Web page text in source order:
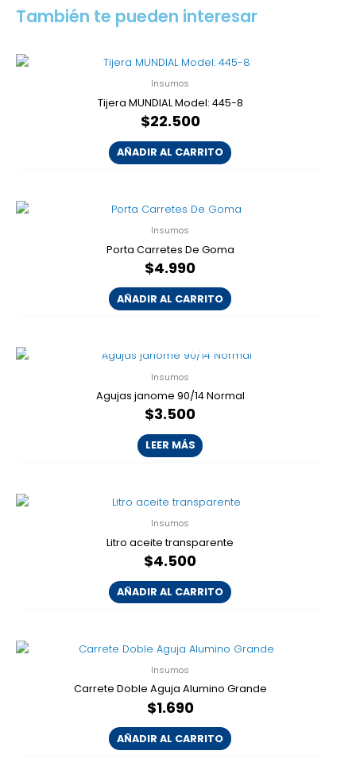
También te pueden interesar
Insumos
Tijera MUNDIAL Model: 445-8
$22.500
AÑADIR AL CARRITO
Insumos
Porta Carretes De Goma
$4.990
AÑADIR AL CARRITO
Insumos
Agujas janome 90/14 Normal
$3.500
LEER MÁS
Insumos
Litro aceite transparente
$4.500
AÑADIR AL CARRITO
Insumos
Carrete Doble Aguja Alumino Grande
$1.690
AÑADIR AL CARRITO